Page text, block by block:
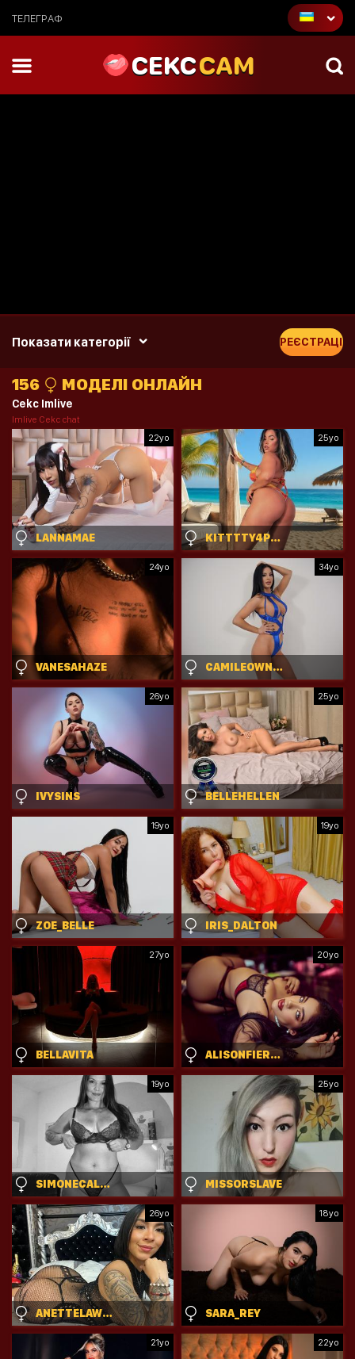
ТЕЛЕГРАФ
CEKCCAM
Показати категорії РЕЄСТРАЦІЯ
156 МОДЕЛІ ОНЛАЙН
Cekc Imlive
Imlive Cekc chat
22yo
LANNAMAE
25yo
KITTTTY4PLAY
24yo
VANESAHAZE
34yo
CAMILEOWNES
26yo
IVYSINS
25yo
BELLEHELLEN
19yo
ZOE_BELLE
19yo
IRIS_DALTON
27yo
BELLAVITA
20yo
ALISONFIERSE
19yo
SIMONECALLEN
25yo
MISSORSLAVE
26yo
ANETTELAWRENCE1
18yo
SARA_REY
21yo 22yo